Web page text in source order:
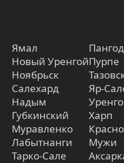
Ямал
Новый Уренгой
Ноябрьск
Салехард
Надым
Губкинский
Муравленко
Лабытнанги
Тарко-Сале
Пурпе
Яр-
Харп
Мужи